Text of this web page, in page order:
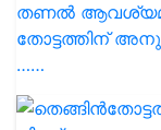
തണൽ
തോട്ടത്തിന്
……